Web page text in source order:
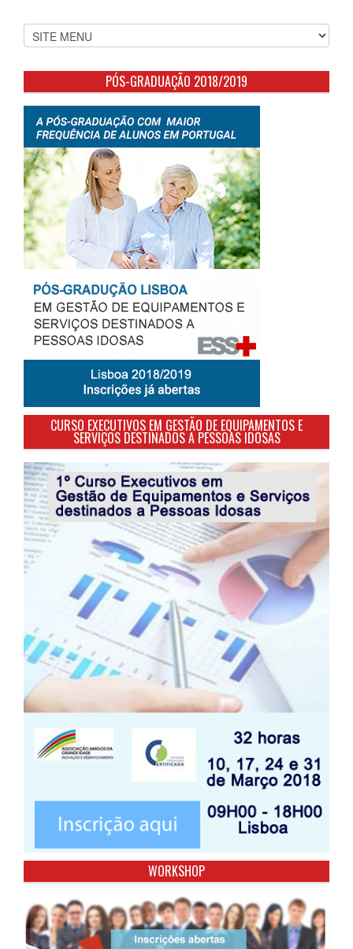
PÓS-GRADUAÇÃO 2018/2019
CURSO EXECUTIVOS EM GESTÃO DE EQUIPAMENTOS E
SERVIÇOS DESTINADOS A PESSOAS IDOSAS
WORKSHOP